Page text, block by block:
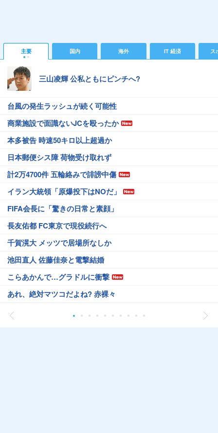
主要 国内 海外 IT 経済 ス
三山凌輝 公私ともにピンチへ?
台風の発生ラッシュが続く可能性
商業施設で面識ないJCを殴ったか
本多被告 時速50キロ以上超過か
日本郵便シス障 荷物受け取れず
計2万4700件 五輪絡みで誹謗中傷
イラン大統領「原爆投下はNOだ」
FIFA会長に「驚きの日常と素顔」
長友佑都 FC東京で現役続行へ
千賀滉大 メッツで居場所なしか
池田直人 佐藤佳奈と電撃結婚
こらあかんで…グラドルに衝撃
あれ、絶対マツコだよね? 赤裸々